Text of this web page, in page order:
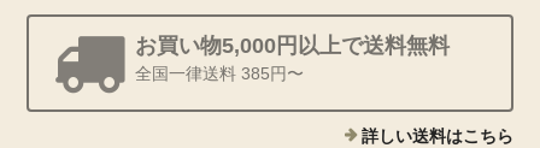
お買い物5,000円以上で送料無料
全国一律送料 385円〜
詳しい送料はこちら